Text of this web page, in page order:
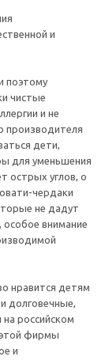
и
поэтому
чистые
и не
производителя
дети,
для уменьшения
острых углов, о
чердаки
не дадут
особое внимание
нравится детям
долговечные,
российском
фирмы
и